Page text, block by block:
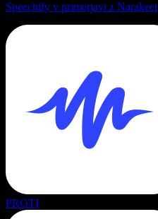
Speechify v primerjavi z Narakeet
PROTI